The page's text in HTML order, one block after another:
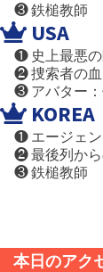
❸ 鉄槌教師
USA
❶ 史上最悪の
❷ 捜索者の血
❸ アバター：
KOREA
❶ エージェン
❷ 最後列から
❸ 鉄槌教師
本日のアク